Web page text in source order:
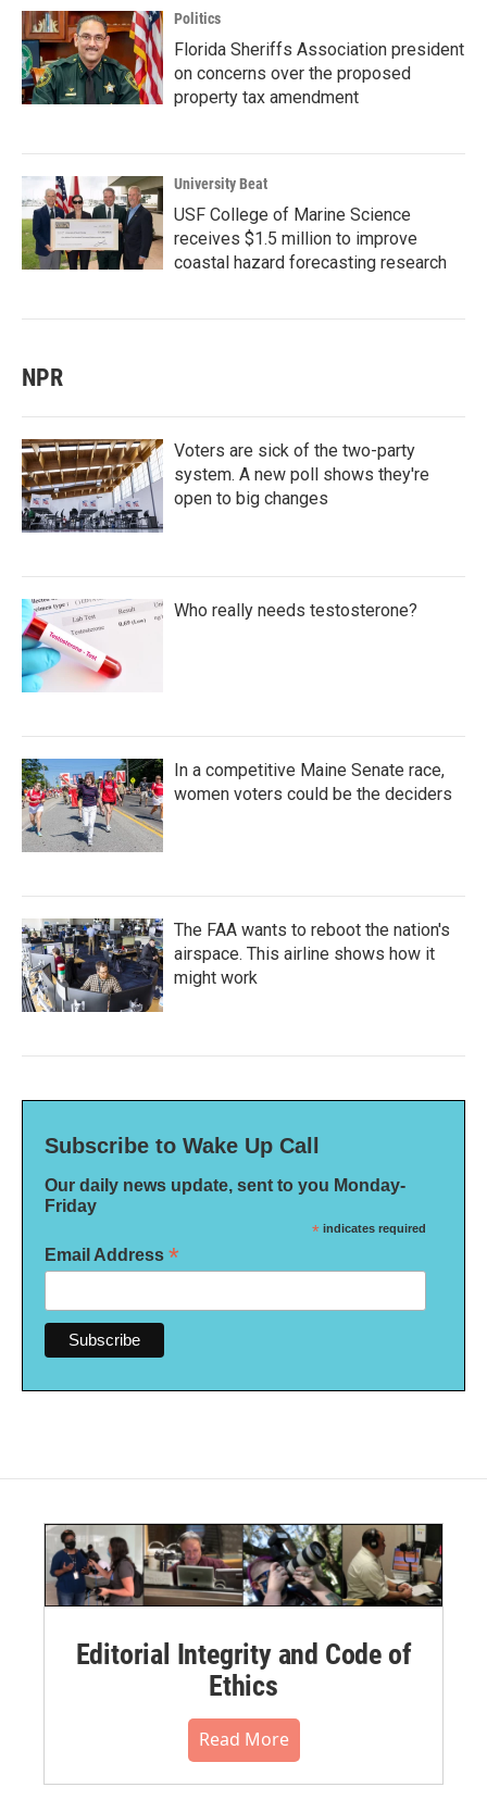
Politics
Florida Sheriffs Association president
on concerns over the proposed
property tax amendment
University Beat
USF College of Marine Science
receives $1.5 million to improve
coastal hazard forecasting research
NPR
Voters are sick of the two-party
system. A new poll shows they're
open to big changes
Who really needs testosterone?
In a competitive Maine Senate race,
women voters could be the deciders
The FAA wants to reboot the nation's
airspace. This airline shows how it
might work
Subscribe to Wake Up Call
Our daily news update, sent to you Monday-
Friday
* indicates required
Email Address *
Editorial Integrity and Code of
Ethics
Read More